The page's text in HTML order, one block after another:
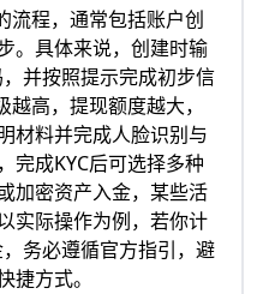
流程，通常包括账户创
。具体来说，创建时输
并按照提示完成初步信
高，提现额度越大，
材料并完成人脸识别与
完成KYC后可选择多种
加密资产入金，某些活
实际操作为例，若你计
务必遵循官方指引，避
捷方式。